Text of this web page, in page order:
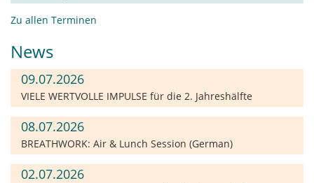
Zu allen Terminen
News
09.07.2026
VIELE WERTVOLLE IMPULSE für die 2. Jahreshälfte
08.07.2026
BREATHWORK: Air & Lunch Session (German)
02.07.2026